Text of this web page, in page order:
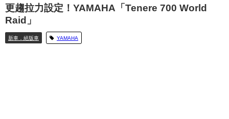
更趨拉力設定！YAMAHA「Tenere 700 World
Raid」
新車．絕版車 YAMAHA